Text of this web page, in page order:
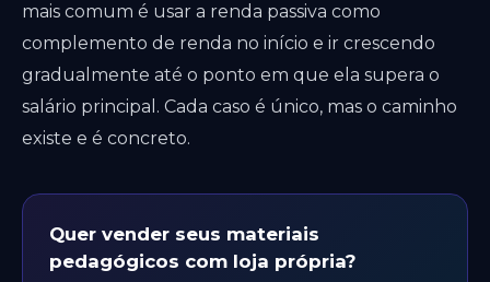
mais comum é usar a renda passiva como
complemento de renda no início e ir crescendo
gradualmente até o ponto em que ela supera o
salário principal. Cada caso é único, mas o caminho
existe e é concreto.
Quer vender seus materiais
pedagógicos com loja própria?